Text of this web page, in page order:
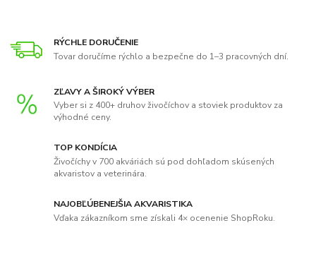
RÝCHLE DORUČENIE
Tovar doručíme rýchlo a bezpečne do 1–3 pracovných dní.
ZĽAVY A ŠIROKÝ VÝBER
Vyber si z 400+ druhov živočíchov a stoviek produktov za
výhodné ceny.
TOP KONDÍCIA
Živočíchy v 700 akváriách sú pod dohľadom skúsených
akvaristov a veterinára.
NAJOBĽÚBENEJŠIA AKVARISTIKA
Vďaka zákazníkom sme získali 4× ocenenie ShopRoku.